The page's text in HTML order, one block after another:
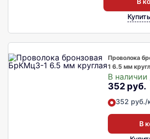
Проволока
1 6.5 мм
В наличии
352 руб.
352 руб./
В